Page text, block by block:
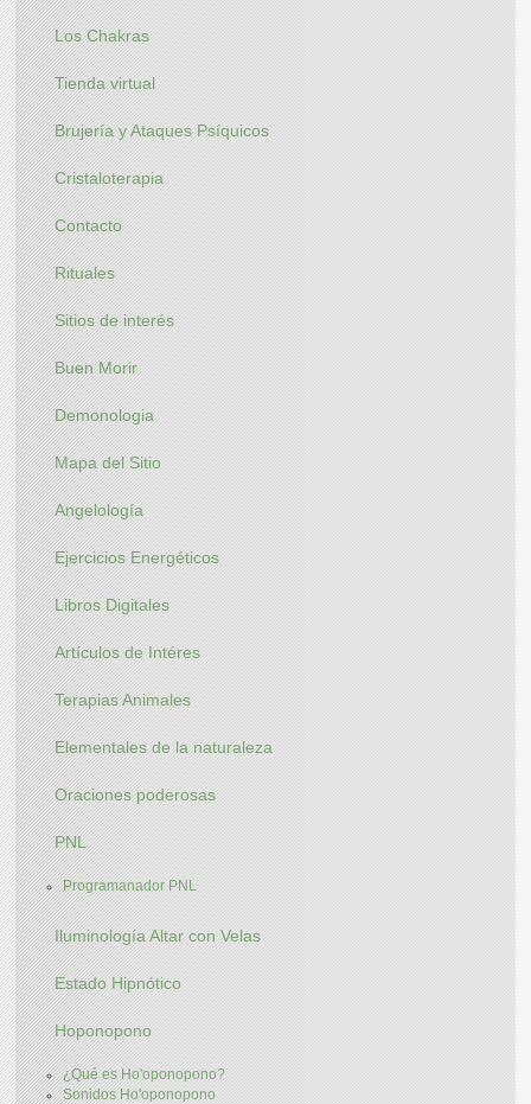
Los Chakras
Tienda virtual
Brujería y Ataques Psíquicos
Cristaloterapia
Contacto
Rituales
Sitios de interés
Buen Morir
Demonologia
Mapa del Sitio
Angelología
Ejercicios Energéticos
Libros Digitales
Artículos de Intéres
Terapias Animales
Elementales de la naturaleza
Oraciones poderosas
PNL
Programanador PNL
Iluminología Altar con Velas
Estado Hipnótico
Hoponopono
¿Qué es Ho'oponopono?
Sonidos Ho'oponopono